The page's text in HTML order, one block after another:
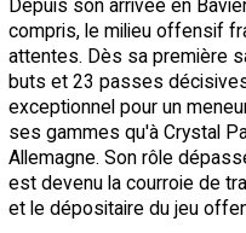
Depuis son arrivée en
compris, le milieu offensif
attentes. Dès sa première
buts et 23 passes
exceptionnel pour un
ses gammes qu'à Crystal
Allemagne. Son rôle
est devenu la courroie de
et le dépositaire du jeu